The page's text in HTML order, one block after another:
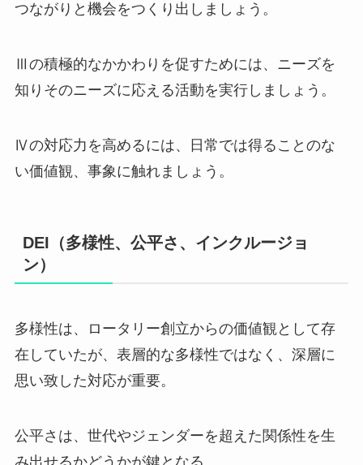
つながりと機会をつくり出しましょう。
Ⅲの積極的なかかわりを促すためには、ニーズを
知りそのニーズに応える活動を実行しましょう。
Ⅳの対応力を高めるには、日常では得ることのな
い価値観、事象に触れましょう。
DEI（多様性、公平さ、インクルージョ
ン）
多様性は、ロータリー創立からの価値観として存
在していたが、表層的な多様性ではなく、深層に
思い致した対応が重要。
公平さは、世代やジェンダーを超えた関係性を生